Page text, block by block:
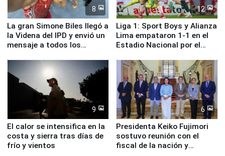
8
La gran Simone Biles llegó a
la Videna del IPD y envió un
mensaje a todos los
12
Liga 1: Sport Boys y Alianza
Lima empataron 1-1 en el
Estadio Nacional por el
9
El calor se intensifica en la
costa y sierra tras días de
frío y vientos
6
Presidenta Keiko Fujimori
sostuvo reunión con el
fiscal de la nación y